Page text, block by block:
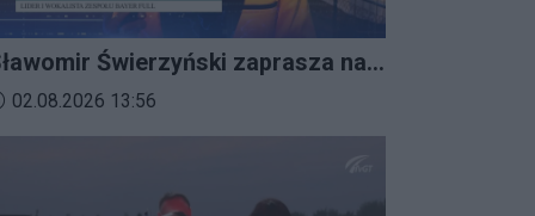
Świerzyński zaprasza na
2026
dodania materiału wideo:
02.08.2026 13:56